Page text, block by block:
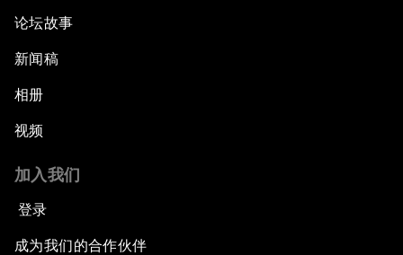
论坛故事
新闻稿
相册
视频
加入我们
登录
成为我们的合作伙伴